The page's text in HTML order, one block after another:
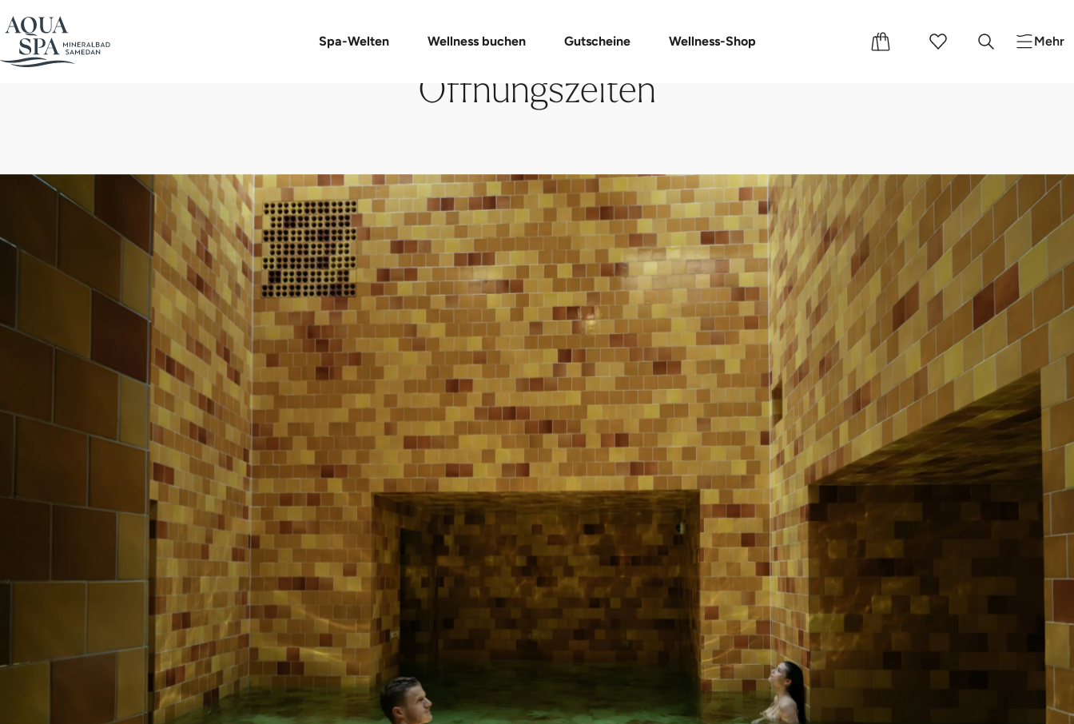
Spa-Welten Wellness buchen
Day Spa Packages Massagen & Anwendungen
Gutscheine
Gutschein-Shop Gutschein prüfen FAQ Gutscheine
Wellness-Shop Mehr
Öffnungszeiten